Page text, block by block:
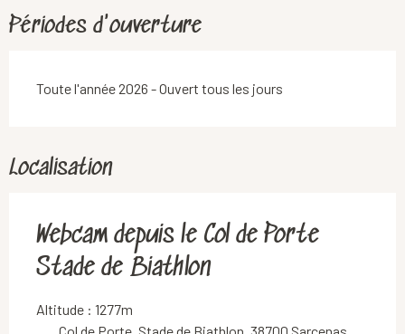
Périodes d'ouverture
Toute l'année 2026 - Ouvert tous les jours
Localisation
Webcam depuis le Col de Porte
Stade de Biathlon
Altitude : 1277m